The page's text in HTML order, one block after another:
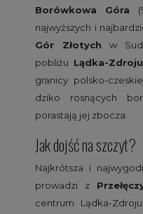
Borówkowa Góra
najwyższych i
Gór Złotych w
pobliżu Lądka-Zdroju
granicy polsko-
dziko rosnących
porastają jej zbocza.
Jak dojść na szczyt?
Najkrótsza i
prowadzi z
centrum Lądka-